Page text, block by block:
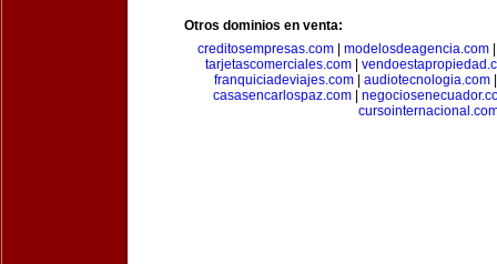
Otros dominios en venta:
creditosempresas.com| modelosdeagencia.com
tarjetascomerciales.com|
franquiciadeviajes.com| audiotecnologia.com
casasencarlospaz.com|